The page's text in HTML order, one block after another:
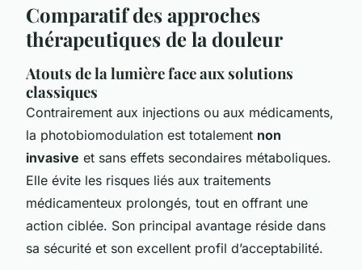
Comparatif des approches
thérapeutiques de la douleur
Atouts de la lumière face aux solutions
classiques
Contrairement aux injections ou aux médicaments,
la photobiomodulation est totalement non
invasive et sans effets secondaires métaboliques.
Elle évite les risques liés aux traitements
médicamenteux prolongés, tout en offrant une
action ciblée. Son principal avantage réside dans
sa sécurité et son excellent profil d’acceptabilité.